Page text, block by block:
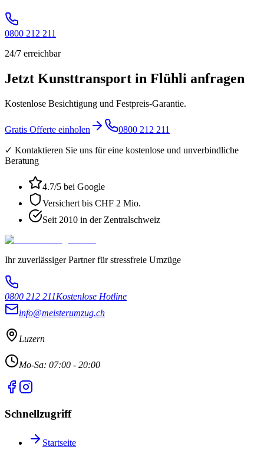
0800 212 211
24/7 erreichbar
Jetzt Kunsttransport in Flühli anfragen
Kostenlose Besichtigung und Festpreis-Garantie.
Gratis Offerte einholen 0800 212 211
✓ Kontaktieren Sie uns für eine kostenlose und unverbindliche
Beratung
4.7/5 bei Google
Versichert bis CHF 2 Mio.
Seit 2010 in der Zentralschweiz
Ihr zuverlässiger Partner für stressfreie Umzüge
0800 212 211Kostenlose Hotline
info@meisterumzug.ch
Luzern
Mo-Sa: 07:00 - 20:00
Schnellzugriff
Startseite